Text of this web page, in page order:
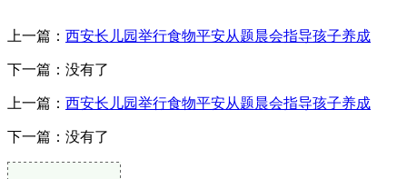
上一篇： 西安长儿园举行食物平安从题晨会指导孩子养成
下一篇：没有了
上一篇： 西安长儿园举行食物平安从题晨会指导孩子养成
下一篇：没有了